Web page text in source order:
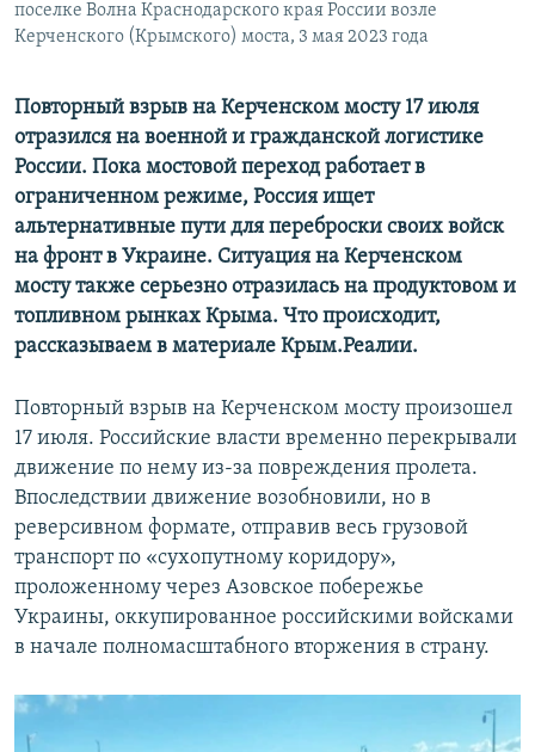
поселке Волна Краснодарского края России возле
Керченского (Крымского) моста, 3 мая 2023 года
Повторный взрыв на Керченском мосту 17 июля
отразился на военной и гражданской логистике
России. Пока мостовой переход работает в
ограниченном режиме, Россия ищет
альтернативные пути для переброски своих войск
на фронт в Украине. Ситуация на Керченском
мосту также серьезно отразилась на продуктовом и
топливном рынках Крыма. Что происходит,
рассказываем в материале Крым.Реалии.
Повторный взрыв на Керченском мосту произошел
17 июля. Российские власти временно перекрывали
движение по нему из-за повреждения пролета.
Впоследствии движение возобновили, но в
реверсивном формате, отправив весь грузовой
транспорт по «сухопутному коридору»,
проложенному через Азовское побережье
Украины, оккупированное российскими войсками
в начале полномасштабного вторжения в страну.